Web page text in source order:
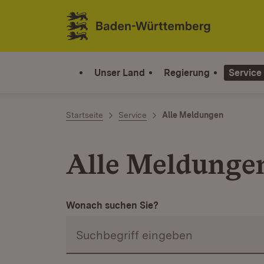
Zum Inhalt springen
Link zur Startseite
Unser Land Regierung Service
Startseite Service Alle Meldungen
Alle
Wonach suchen Sie?